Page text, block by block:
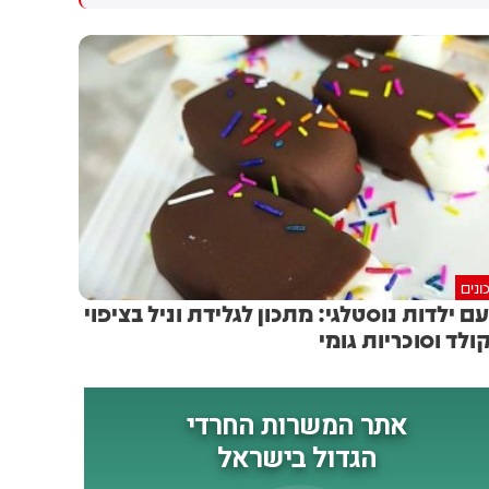
כהונתו בשירותי הבריאות. רשת
פוקס ניוז דיגיטל אישרה כי
האייפון מתקופת המגפה הועבר
ממשרד הבריאות לוועדת
המשנה לחקירות של הסנאט
לביטחון פנים, בראשות הסנאטור
רון ג'ונסון, רפובליקני מוויסקונסין.
פאוצ'י שזומן בשבוע שעבר
לשימוע בסנאט "סירב לענות
לשאלות והפעיל את התיקון
החמישי לחוקה, בעצת עורך
דינו".
הביטחון. בדיון הוצגו חלופות
מבצעיות, טכנולוגיות
ורגולטוריות, ובממשלה מקדמים
תוכנית מיידית להתמודדות עם
האיום.
ילדות נוסטלגי: מתכון לגלידת וניל בציפוי
וסוכריות גומי